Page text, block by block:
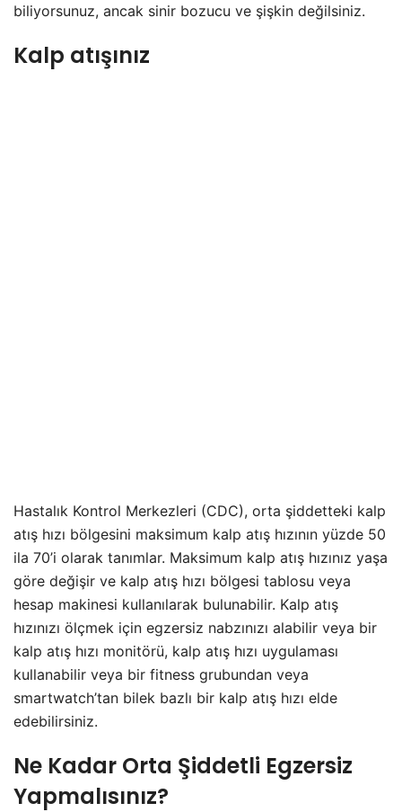
biliyorsunuz, ancak sinir bozucu ve şişkin değilsiniz.
Kalp atışınız
Hastalık Kontrol Merkezleri (CDC), orta şiddetteki kalp
atış hızı bölgesini maksimum kalp atış hızının yüzde 50
ila 70’i olarak tanımlar. Maksimum kalp atış hızınız yaşa
göre değişir ve kalp atış hızı bölgesi tablosu veya
hesap makinesi kullanılarak bulunabilir. Kalp atış
hızınızı ölçmek için egzersiz nabzınızı alabilir veya bir
kalp atış hızı monitörü, kalp atış hızı uygulaması
kullanabilir veya bir fitness grubundan veya
smartwatch’tan bilek bazlı bir kalp atış hızı elde
edebilirsiniz.
Ne Kadar Orta Şiddetli Egzersiz
Yapmalısınız?